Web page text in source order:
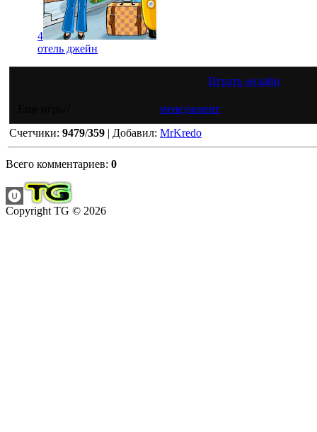
4
отель джейн
Играть онлайн
менеджмент
Счетчики: 9479/359 | Добавил: MrKredo
Всего комментариев: 0
Copyright TG © 2026